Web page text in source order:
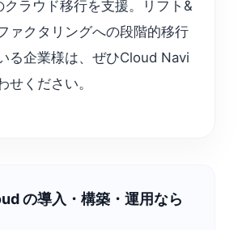
クラウド移行を支援。リフト&
ァクタリングへの段階的移行
る企業様は、ぜひCloud Navi
せください。
の導入・構築・運用なら